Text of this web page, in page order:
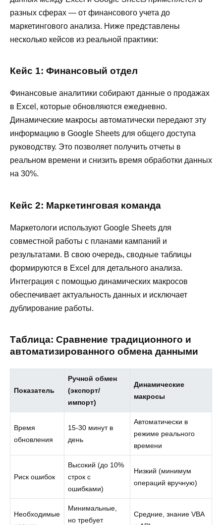
разных сферах — от финансового учета до
маркетингового анализа. Ниже представлены
несколько кейсов из реальной практики:
Кейс 1: Финансовый отдел
Финансовые аналитики собирают данные о продажах
в Excel, которые обновляются ежедневно.
Динамические макросы автоматически передают эту
информацию в Google Sheets для общего доступа
руководству. Это позволяет получить отчеты в
реальном времени и снизить время обработки данных
на 30%.
Кейс 2: Маркетинговая команда
Маркетологи используют Google Sheets для
совместной работы с планами кампаний и
результатами. В свою очередь, сводные таблицы
формируются в Excel для детального анализа.
Интеграция с помощью динамических макросов
обеспечивает актуальность данных и исключает
дублирование работы.
Таблица: Сравнение традиционного и
автоматизированного обмена данными
Показатель
Ручной обмен
(экспорт/
импорт)
Динамические
макросы
Время
обновления
15-30 минут в
день
Автоматически в
режиме реального
времени
Риск ошибок
Высокий (до 10%
строк с
ошибками)
Низкий (минимум
операций вручную)
Необходимые
Минимальные,
но требует
Средние, знание VBA